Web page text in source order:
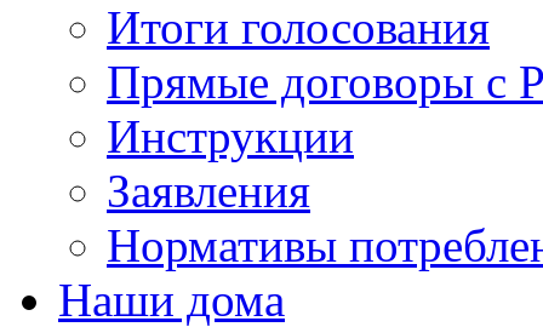
Итоги голосования
Прямые договоры с
Инструкции
Заявления
Нормативы
Наши дома